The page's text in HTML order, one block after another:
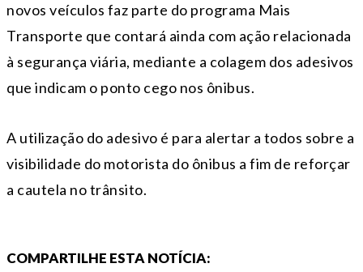
novos veículos faz parte do programa Mais
Transporte que contará ainda com ação relacionada
à segurança viária, mediante a colagem dos adesivos
que indicam o ponto cego nos ônibus.
A utilização do adesivo é para alertar a todos sobre a
visibilidade do motorista do ônibus a fim de reforçar
a cautela no trânsito.
COMPARTILHE ESTA NOTÍCIA: